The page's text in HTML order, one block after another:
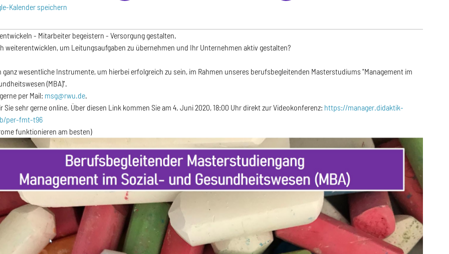
Kalender speichern
- Mitarbeiter begeistern - Versorgung gestalten.
weiterentwicklen, um Leitungsaufgaben zu übernehmen und Ihr Unternehmen aktiv gestalten?
ganz wesentliche Instrumente, um hierbei erfolgreich zu sein, im Rahmen unseres berufsbegleitenden Masterstudiums "Management im
(MBA)".
per Mail: msg@rwu.de.
Sie sehr gerne online. Über diesen Link kommen Sie am 4. Juni 2020, 18:00 Uhr direkt zur Videokonferenz: https://manager.didaktik-
per-fmt-t96
funktionieren am besten)